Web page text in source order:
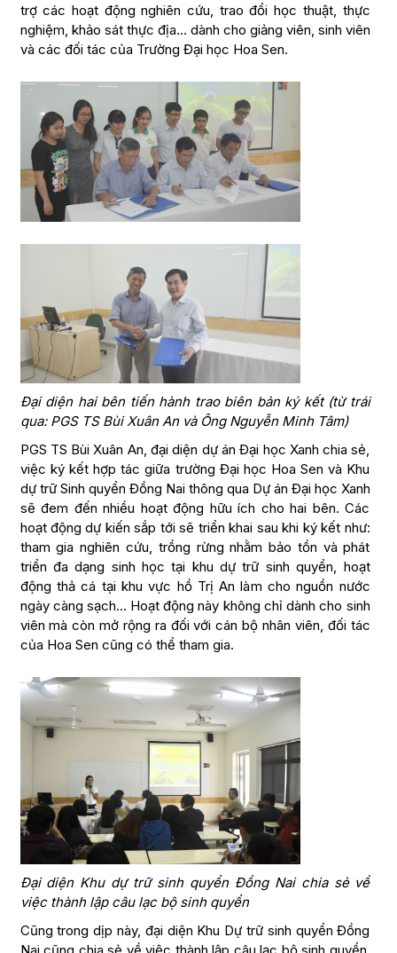
trợ các hoạt động nghiên cứu, trao đổi học thuật, thực
nghiệm, khảo sát thực địa… dành cho giảng viên, sinh viên
và các đối tác của Trường Đại học Hoa Sen.
Đại diện hai bên tiến hành trao biên bản ký kết (từ trái
qua: PGS TS Bùi Xuân An và Ông Nguyễn Minh Tâm)
PGS TS Bùi Xuân An, đại diện dự án Đại học Xanh chia sẻ,
việc ký kết hợp tác giữa trường Đại học Hoa Sen và Khu
dự trữ Sinh quyển Đồng Nai thông qua Dự án Đại học Xanh
sẽ đem đến nhiều hoạt động hữu ích cho hai bên. Các
hoạt động dự kiến sắp tới sẽ triển khai sau khi ký kết như:
tham gia nghiên cứu, trồng rừng nhằm bảo tồn và phát
triển đa dạng sinh học tại khu dự trữ sinh quyển, hoạt
động thả cá tại khu vực hồ Trị An làm cho nguồn nước
ngày càng sạch… Hoạt động này không chỉ dành cho sinh
viên mà còn mở rộng ra đối với cán bộ nhân viên, đối tác
của Hoa Sen cũng có thể tham gia.
Đại diện Khu dự trữ sinh quyển Đồng Nai chia sẻ về
việc thành lập câu lạc bộ sinh quyển
Cũng trong dịp này, đại diện Khu Dự trữ sinh quyển Đồng
Nai cũng chia sẻ về việc thành lập câu lạc bộ sinh quyển,